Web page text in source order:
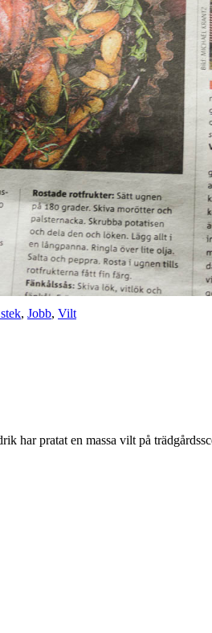
, Jobb, Vilt
har pratat en massa vilt på